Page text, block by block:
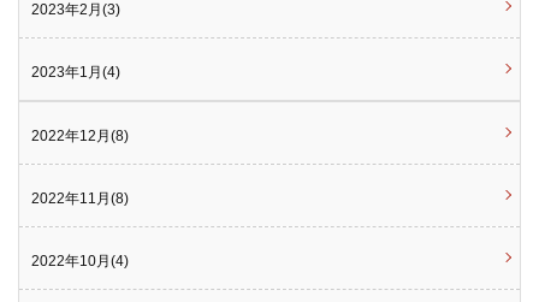
2023年2月(3)
2023年1月(4)
2022年12月(8)
2022年11月(8)
2022年10月(4)